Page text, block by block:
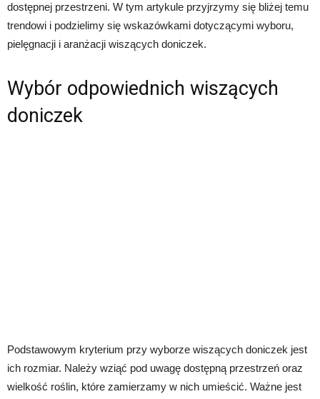
dostępnej przestrzeni. W tym artykule przyjrzymy się bliżej temu
trendowi i podzielimy się wskazówkami dotyczącymi wyboru,
pielęgnacji i aranżacji wiszących doniczek.
Wybór odpowiednich wiszących
doniczek
Podstawowym kryterium przy wyborze wiszących doniczek jest
ich rozmiar. Należy wziąć pod uwagę dostępną przestrzeń oraz
wielkość roślin, które zamierzamy w nich umieścić. Ważne jest